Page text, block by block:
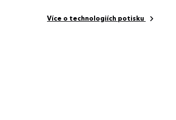
Více o technologiích potisku